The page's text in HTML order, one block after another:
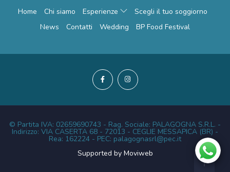
Home Chi siamo Esperienze
Scegli il tuo soggiorno
News
Contatti Wedding BP Food Festival
© Partita IVA: 02659690743 - Rag. Sociale: PALAGOGNA S.R.L. -
Indirizzo: VIA CASERTA 68 - 72013 - CEGLIE MESSAPICA (BR) -
Rea: 162224 - PEC: palagognasrl@pec.it
Supported by Moviweb